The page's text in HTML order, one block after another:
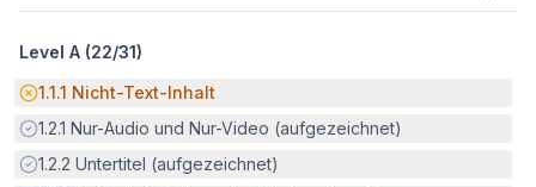
Level A (22/31)
Potenzielle Barriere:
1.1.1 Nicht-Text-Inhalt
Erfüllt:
1.2.1 Nur-Audio und Nur-Video (aufgezeichnet)
Erfüllt:
1.2.2 Untertitel (aufgezeichnet)